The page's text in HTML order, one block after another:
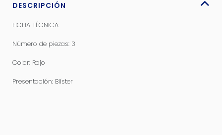
DESCRIPCIÓN
FICHA TÉCNICA
Número de piezas: 3
Color: Rojo
Presentación: Blíster